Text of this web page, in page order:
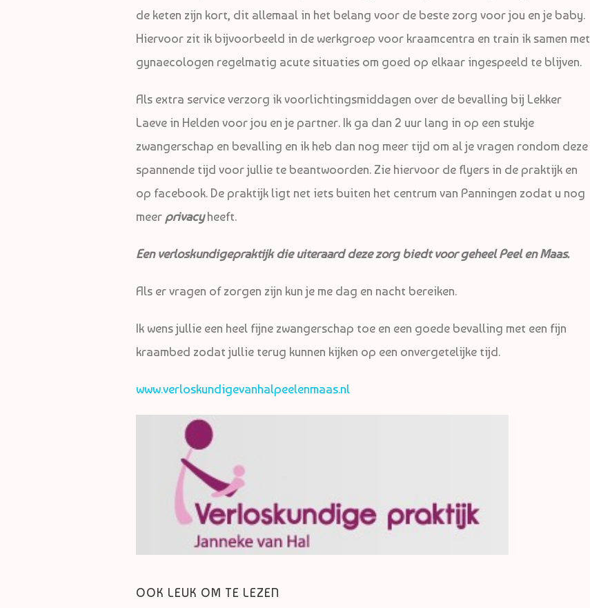
de keten zijn kort, dit allemaal in het belang voor de beste zorg voor jou en je baby.
Hiervoor zit ik bijvoorbeeld in de werkgroep voor kraamcentra en train ik samen met
gynaecologen regelmatig acute situaties om goed op elkaar ingespeeld te blijven.
Als extra service verzorg ik voorlichtingsmiddagen over de bevalling bij Lekker
Laeve in Helden voor jou en je partner. Ik ga dan 2 uur lang in op een stukje
zwangerschap en bevalling en ik heb dan nog meer tijd om al je vragen rondom deze
spannende tijd voor jullie te beantwoorden. Zie hiervoor de flyers in de praktijk en
op facebook. De praktijk ligt net iets buiten het centrum van Panningen zodat u nog
meer privacyheeft.
Een verloskundigepraktijk die uiteraard deze zorg biedt voor geheel Peel en Maas.
Als er vragen of zorgen zijn kun je me dag en nacht bereiken.
Ik wens jullie een heel fijne zwangerschap toe en een goede bevalling met een fijn
kraambed zodat jullie terug kunnen kijken op een onvergetelijke tijd.
www.verloskundigevanhalpeelenmaas.nl
OOK LEUK OM TE LEZEN